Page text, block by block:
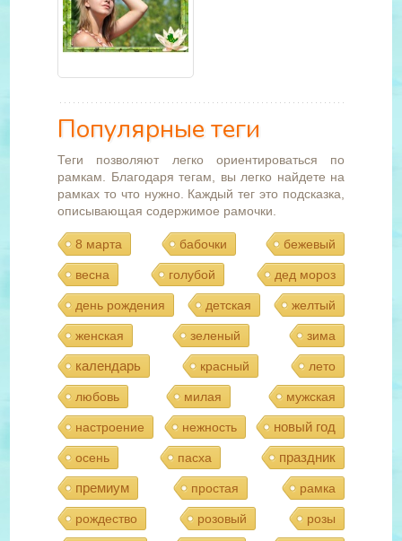
Популярные теги
Теги позволяют легко ориентироваться по
рамкам. Благодаря тегам, вы легко найдете на
рамках то что нужно. Каждый тег это подсказка,
описывающая содержимое рамочки.
8 марта бабочки бежевый
весна голубой дед мороз
день рождения детская желтый
женская зеленый зима
календарь красный лето
любовь милая мужская
настроение нежность новый год
осень пасха
праздник
премиум
простая рамка
рождество розовый розы